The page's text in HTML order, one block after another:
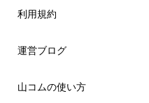
利用規約
運営ブログ
山コムの使い方